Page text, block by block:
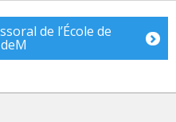
de l’École de